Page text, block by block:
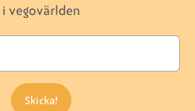
i vegovärlden